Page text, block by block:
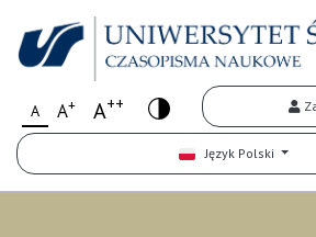
A A+ A++
Język Polski